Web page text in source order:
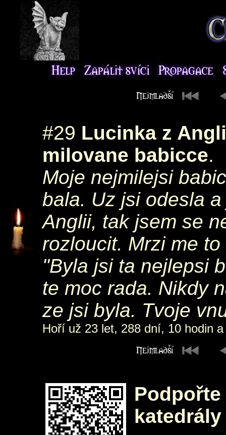
#29 Lucinka z
milovane babicce.
Moje nejmilejsi
bala. Uz jsi odesla
Anglii, tak jsem se
rozloucit. Mrzi me
"Byla jsi ta nejlepsi
te moc rada. Nikdy
ze jsi byla. Tvoje
Hoří už 23 let, 288 dní, 10 hodin
katedrály